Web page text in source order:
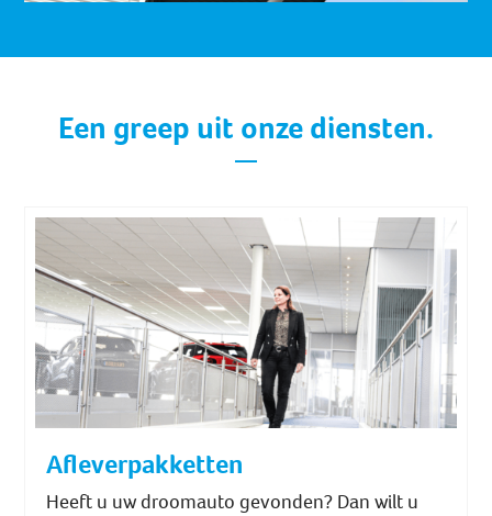
Een greep uit onze diensten.
Afleverpakketten
Heeft u uw droomauto gevonden? Dan wilt u